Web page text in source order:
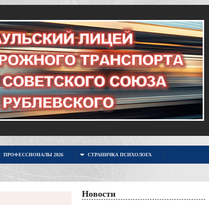
ПРОФЕССИОНАЛЫ 2026 СТРАНИЧКА ПСИХОЛОГА
Новости